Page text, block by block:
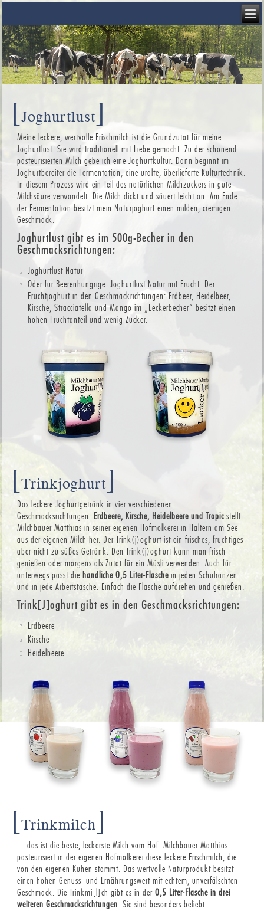
[Joghurtlust]
Meine leckere, wertvolle Frischmilch ist die Grundzutat für meine
Joghurtlust. Sie wird traditionell mit Liebe gemacht. Zu der schonend
pasteurisierten Milch gebe ich eine Joghurtkultur. Dann beginnt im
Joghurtbereiter die Fermentation, eine uralte, überlieferte Kulturtechnik.
In diesem Prozess wird ein Teil des natürlichen Milchzuckers in gute
Milchsäure verwandelt. Die Milch dickt und säuert leicht an. Am Ende
der Fermentation besitzt mein Naturjoghurt einen milden, cremigen
Geschmack.
Joghurtlust gibt es im 500g-Becher in den
Geschmacksrichtungen:
Joghurtlust Natur
Oder für Beerenhungrige: Joghurtlust Natur mit Frucht. Der
Fruchtjoghurt in den Geschmackrichtungen: Erdbeer, Heidelbeer,
Kirsche, Stracciatella und Mango im „Leckerbecher“ besitzt einen
hohen Fruchtanteil und wenig Zucker.
[Trinkjoghurt]
Das leckere Joghurtgetränk in vier verschiedenen
Geschmacksrichtungen: Erdbeere, Kirsche, Heidelbeere und Tropic stellt
Milchbauer Matthias in seiner eigenen Hofmolkerei in Haltern am See
aus der eigenen Milch her. Der Trink(j)oghurt ist ein frisches, fruchtiges
aber nicht zu süßes Getränk. Den Trink(j)oghurt kann man frisch
genießen oder morgens als Zutat für ein Müsli verwenden. Auch für
unterwegs passt die handliche 0,5 Liter-Flasche in jeden Schulranzen
und in jede Arbeitstasche. Einfach die Flasche aufdrehen und genießen.
Trink[J]oghurt gibt es in den Geschmacksrichtungen:
Erdbeere
Kirsche
Heidelbeere
[Trinkmilch]
…das ist die beste, leckerste Milch vom Hof. Milchbauer Matthias
pasteurisiert in der eigenen Hofmolkerei diese leckere Frischmilch, die
von den eigenen Kühen stammt. Das wertvolle Naturprodukt besitzt
einen hohen Genuss- und Ernährungswert mit echtem, unverfälschten
Geschmack. Die Trinkmi[l]ch gibt es in der0,5 Liter-Flasche in drei
weiteren Geschmacksrichtungen. Sie sind besonders beliebt.